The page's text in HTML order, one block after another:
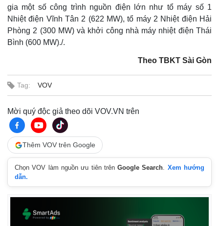
gia một số công trình nguồn điện lớn như tổ máy số 1
Nhiệt điện Vĩnh Tân 2 (622 MW), tổ máy 2 Nhiệt điện Hải
Phòng 2 (300 MW) và khởi công nhà máy nhiệt điện Thái
Bình (600 MW)./.
Theo TBKT Sài Gòn
Tag: VOV
Mời quý độc giả theo dõi VOV.VN trên
Thêm VOV trên Google
Chọn VOV làm nguồn ưu tiên trênGoogle Search. Xem hướng
dẫn.